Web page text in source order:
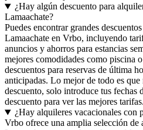
¿Hay algún descuento para
Lamaachate?
Puedes encontrar grandes
Lamaachate en Vrbo, incluyendo
anuncios y ahorros para estancias
mejores comodidades como piscina
descuentos para reservas de última
anticipadas. Lo mejor de todo es
descuento, solo introduce tus
descuento para ver las mejores tarifas.
¿Hay alquileres vacacionales con
Vrbo ofrece una amplia selección de